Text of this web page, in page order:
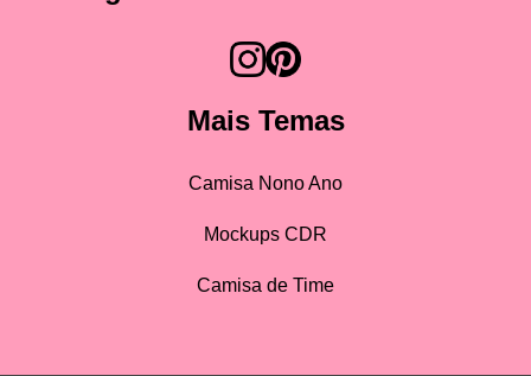
Mais Temas
Camisa Nono Ano
Mockups CDR
Camisa de Time